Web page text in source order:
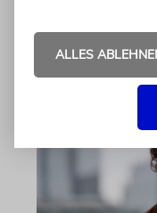
ALLES